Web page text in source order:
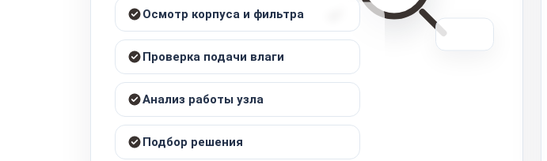
Осмотр корпуса и фильтра
Проверка подачи влаги
Анализ работы узла
Подбор решения